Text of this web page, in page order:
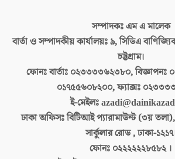
সম্পাদকঃএম এ মালেক
বার্তা ও সম্পাদকীয় কার্যালয়ঃ৯, সিডিএ
চট্টগ্রাম।
ফোনঃ বার্তাঃ ০২৩৩৩৩৬২৩৮০,
০১৭৫৫৬০৮২০০, ফ্যাক্সঃ
ই-মেইলঃ
ঢাকা অফিসঃবিটিআই প্যারামাউন্ট (৩য় তলা),
সার্কুলার রোড , ঢাকা-
ফোনঃ ০২২২২২২৮৫৮২ ।